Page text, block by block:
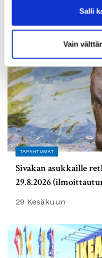
Salli
Vain
TAPAHTUMAT
Sivakan asukkaille
29.8.2026
29 Kesäkuun